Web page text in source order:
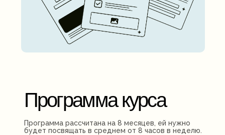
Программа курса
Программа рассчитана на 8 месяцев, ей нужно
будет посвящать в среднем от 8 часов в неделю.